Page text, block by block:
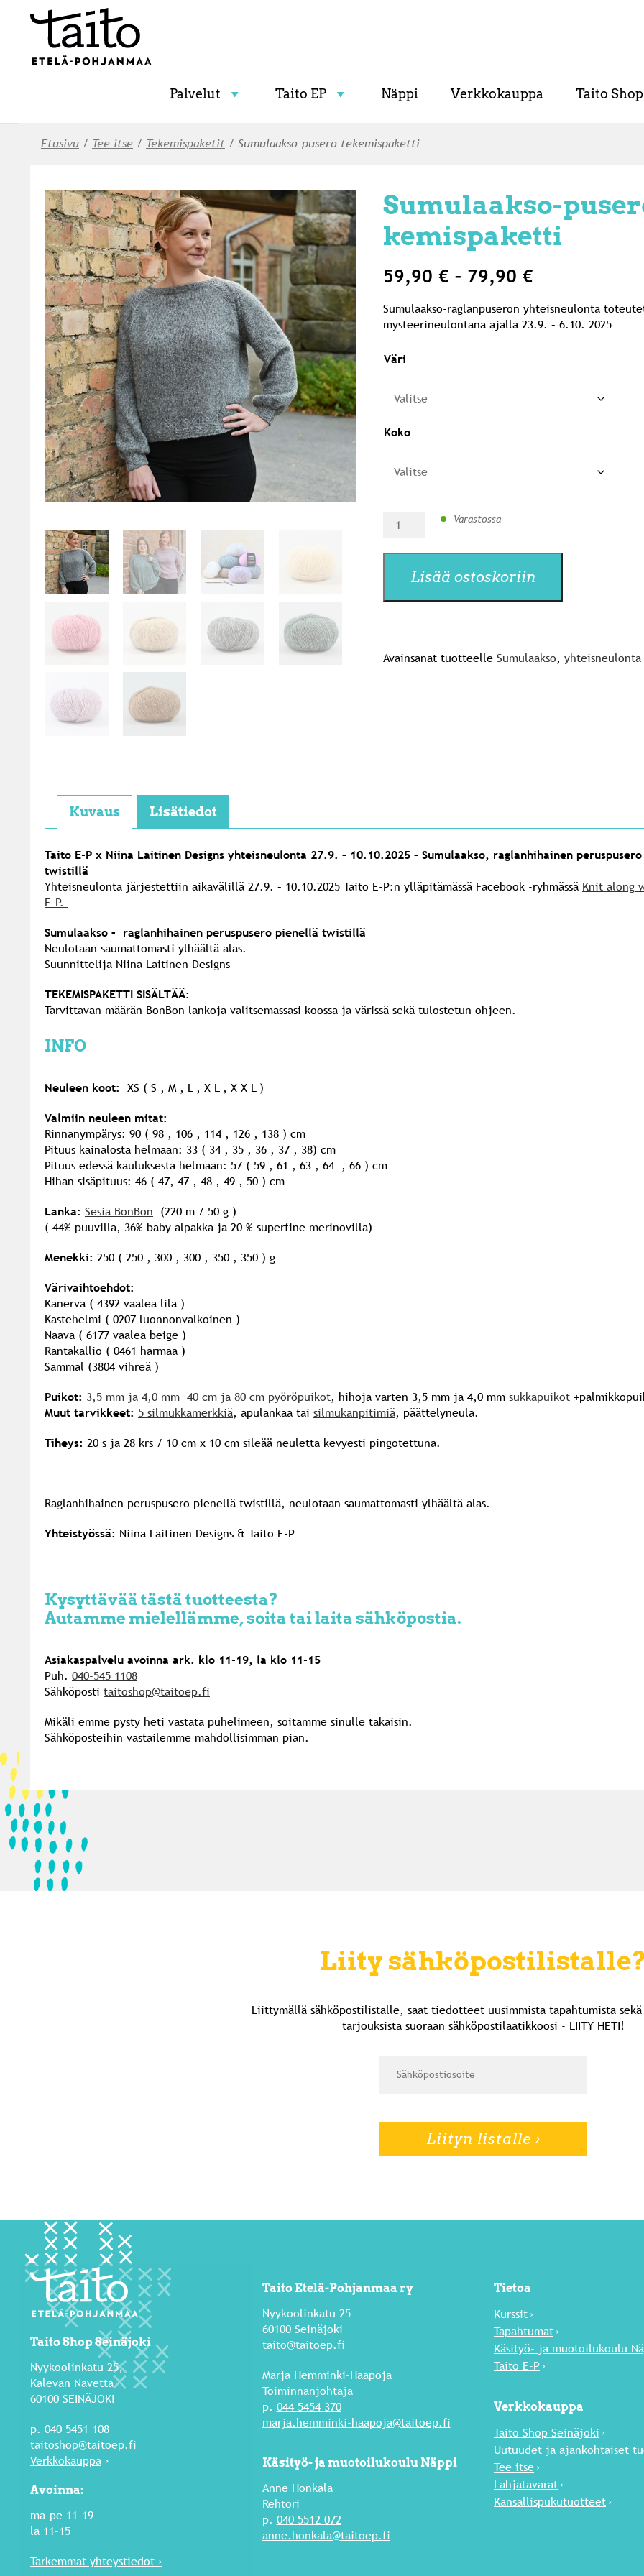
Palvelut Taito EP Näppi Verkkokauppa Taito Shop
Etusivu / Tee itse / Tekemispaketit / Sumulaakso-pusero tekemispaketti
Sumulaakso-
kemispaketti
59,90 € – 79,90 €Hintaluokka:
-
Sumulaakso-raglanpuseron yhteisneulonta
mysteerineulontana ajalla 23.9. – 6.10. 2025
Väri
Koko
Sumulaakso-
pusero
Varastossa
Lisää ostoskoriin
Avainsanat tuotteelle Sumulaakso, yhteisneulonta
Kuvaus Lisätiedot
Taito E-P x Niina Laitinen Designs yhteisneulonta 27.9. – 10.10.2025 – Sumulaakso, raglanhihainen
twistillä
Yhteisneulonta järjestettiin aikavälillä 27.9. – 10.10.2025 Taito E-P:n ylläpitämässä Facebook -ryhmässä Knit along
E-P.
Sumulaakso – raglanhihainen peruspusero pienellä twistillä
Neulotaan saumattomasti ylhäältä alas.
Suunnittelija Niina Laitinen Designs
TEKEMISPAKETTI SISÄLTÄÄ:
Tarvittavan määrän BonBon lankoja valitsemassasi koossa ja värissä sekä tulostetun ohjeen.
INFO
Neuleen koot: XS ( S , M , L , X L , X X L )
Valmiin neuleen mitat:
Rinnanympärys: 90 ( 98 , 106 , 114 , 126 , 138 ) cm
Pituus kainalosta helmaan: 33 ( 34 , 35 , 36 , 37 , 38) cm
Pituus edessä kauluksesta helmaan: 57 ( 59 , 61 , 63 , 64 , 66 ) cm
Hihan sisäpituus: 46 ( 47, 47 , 48 , 49 , 50 ) cm
Lanka: Sesia BonBon (220 m / 50 g )
( 44% puuvilla, 36% baby alpakka ja 20 % superfine merinovilla)
Menekki: 250 ( 250 , 300 , 300 , 350 , 350 ) g
Värivaihtoehdot:
Kanerva ( 4392 vaalea lila )
Kastehelmi ( 0207 luonnonvalkoinen )
Naava ( 6177 vaalea beige )
Rantakallio ( 0461 harmaa )
Sammal (3804 vihreä )
Puikot: 3,5 mm ja 4,0 mm 40 cm ja 80 cm pyöröpuikot, hihoja varten 3,5 mm ja 4,0 mm sukkapuikot
Muut tarvikkeet: 5 silmukkamerkkiä, apulankaa tai silmukanpitimiä, päättelyneula.
Tiheys: 20 s ja 28 krs / 10 cm x 10 cm sileää neuletta kevyesti pingotettuna.
Raglanhihainen peruspusero pienellä twistillä, neulotaan saumattomasti ylhäältä alas.
Yhteistyössä: Niina Laitinen Designs & Taito E-P
Kysyttävää tästä tuotteesta?
Autamme mielellämme, soita tai laita sähköpostia.
Asiakaspalvelu avoinna ark. klo 11-19, la klo 11-15
Puh. 040-545 1108
Sähköposti taitoshop@taitoep.fi
Mikäli emme pysty heti vastata puhelimeen, soitamme sinulle takaisin.
Sähköposteihin vastailemme mahdollisimman pian.
Liity
Liittymällä sähköpostilistalle, saat tiedotteet uusimmista tapahtumista
tarjouksista suoraan sähköpostilaatikkoosi - LIITY HETI!
Taito Shop Seinäjoki
Nyykoolinkatu 25,
Kalevan Navetta
60100 SEINÄJOKI
p. 040 5451 108
taitoshop@taitoep.fi
Verkkokauppa ›
Avoinna:
ma-pe 11-19
la 11-15
Tarkemmat yhteystiedot ›
Taito Etelä-Pohjanmaa ry
Nyykoolinkatu 25
60100 Seinäjoki
taito@taitoep.fi
Marja Hemminki-Haapoja
Toiminnanjohtaja
p. 044 5454 370
marja.hemminki-haapoja@taitoep.fi
Käsityö- ja muotoilukoulu Näppi
Anne Honkala
Rehtori
p. 040 5512 072
anne.honkala@taitoep.fi
Tietoa
Kurssit
Tapahtumat
Käsityö- ja muotoilukoulu
Taito E-P
Verkkokauppa
Taito Shop Seinäjoki
Uutuu­det ja ajankohtaiset
Tee itse
Lahja­tavarat
Kansallispukutuotteet